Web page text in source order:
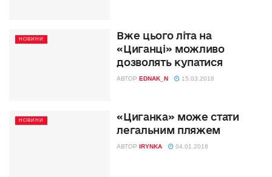
НОВИНИ
Вже цього літа на
«Циганці» можливо
дозволять купатися
АВТОР EDNAK_N 15.03.2018
НОВИНИ
«Циганка» може стати
легальним пляжем
АВТОР IRYNKA 04.01.2018